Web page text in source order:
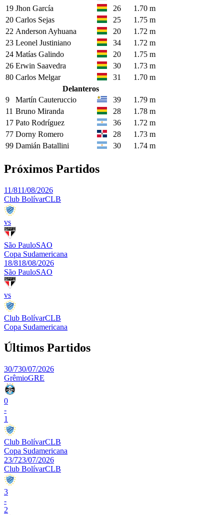
19 Jhon García 26
1.70 m
20 Carlos Sejas 25
1.75 m
22 Anderson Ayhuana 20
1.72 m
23 Leonel Justiniano 34
1.72 m
24 Matías Galindo 20
1.75 m
26 Erwin Saavedra 30
1.73 m
80 Carlos Melgar 31
1.70 m
Delanteros
9
Martín Cauteruccio 39
1.79 m
11 Bruno Miranda 28
1.78 m
17 Pato Rodríguez 36
1.72 m
77 Dorny Romero 28
1.73 m
99 Damián Batallini 30 1.74 m
Próximos Partidos
11/811/08/2026
Club BolívarCLB
vs
São PauloSAO
Copa Sudamericana
18/818/08/2026
São PauloSAO
vs
Club BolívarCLB
Copa Sudamericana
Últimos Partidos
30/730/07/2026
GrêmioGRE
0
-
1
Club BolívarCLB
Copa Sudamericana
23/723/07/2026
Club BolívarCLB
3
-
2